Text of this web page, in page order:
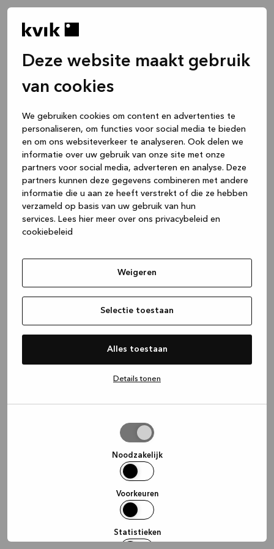
Deze website maakt gebruik
van cookies
We gebruiken cookies om content en advertenties te
personaliseren, om functies voor social media te bieden
en om ons websiteverkeer te analyseren. Ook delen we
informatie over uw gebruik van onze site met onze
partners voor social media, adverteren en analyse. Deze
partners kunnen deze gegevens combineren met andere
informatie die u aan ze heeft verstrekt of die ze hebben
verzameld op basis van uw gebruik van hun
services. Lees hier meer over ons privacybeleid en
cookiebeleid
Weigeren
Selectie toestaan
Alles toestaan
Details tonen
Noodzakelijk
Voorkeuren
Statistieken
(see the browser console for more
information).